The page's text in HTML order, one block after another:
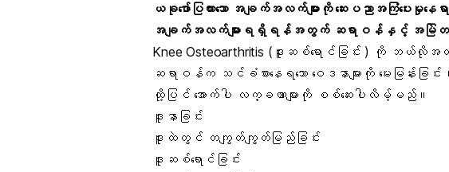
ယခုဖော်ပြထားသော အချက်အလက်များကို ဆေးပညာအကြံပေး
အချက်အလက်များရရှိရန်အတွက် ဆရာဝန်နှင့် အမြဲ
Knee Osteoarthritis (ဒူးဆစ်ရောင်ခြင်း ) ကို ဘယ်လို
ဆရာဝန်က သင်ခံစားနေရသော ဝေဒနာများကို မေးမြန်
ထို့ပြင် အောက်ပါ လက္ခဏာများကို စစ်ဆေးပါလိမ့်မည်။
ဒူးနာခြင်း
ဒူးထဲတွင် တကျွတ်ကျွတ်မြည်ခြင်း
ဒူးဆစ်ရောင်ခြင်း